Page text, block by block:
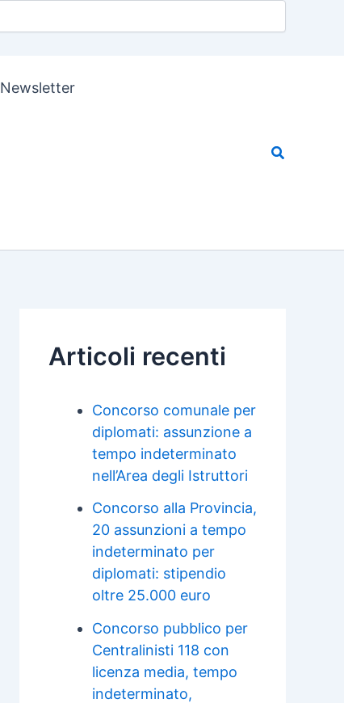
Newsletter
Articoli recenti
Concorso comunale per
diplomati: assunzione a
tempo indeterminato
nell’Area degli Istruttori
Concorso alla Provincia,
20 assunzioni a tempo
indeterminato per
diplomati: stipendio
oltre 25.000 euro
Concorso pubblico per
Centralinisti 118 con
licenza media, tempo
indeterminato,